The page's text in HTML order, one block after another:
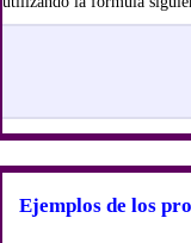
Ejemplos de los